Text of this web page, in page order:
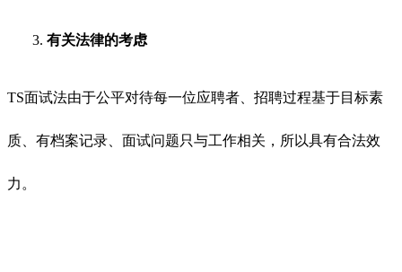
3. 有关法律的考虑
TS面试法由于公平对待每一位应聘者、招聘过程基于目标素
质、有档案记录、面试问题只与工作相关，所以具有合法效
力。